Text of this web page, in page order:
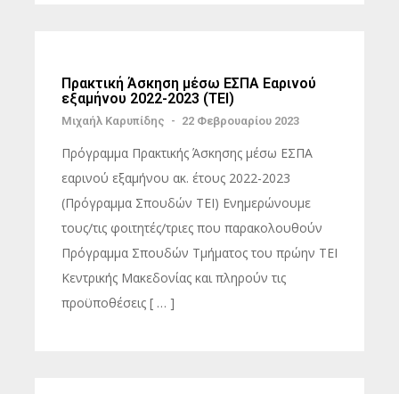
Πρακτική Άσκηση μέσω ΕΣΠΑ Εαρινού
εξαμήνου 2022-2023 (ΤΕΙ)
Μιχαήλ Καρυπίδης - 22 Φεβρουαρίου 2023
Πρόγραμμα Πρακτικής Άσκησης μέσω ΕΣΠΑ
εαρινού εξαμήνου ακ. έτους 2022-2023
(Πρόγραμμα Σπουδών ΤΕΙ) Ενημερώνουμε
τους/τις φοιτητές/τριες που παρακολουθούν
Πρόγραμμα Σπουδών Τμήματος του πρώην ΤΕΙ
Κεντρικής Μακεδονίας και πληρούν τις
προϋποθέσεις [ … ]